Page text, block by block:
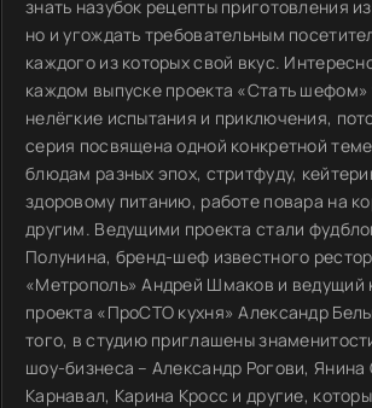
знать назубок рецепты приготовления
но и угождать требовательным
каждого из которых свой вкус.
каждом выпуске проекта «Стать шефом»
нелёгкие испытания и приключения,
серия посвящена одной конкретной
блюдам разных эпох, стритфуду,
здоровому питанию, работе повара на
другим. Ведущими проекта стали
Полунина, бренд-шеф известного
«Метрополь» Андрей Шмаков и ведущий
проекта «ПроСТО кухня» Александр
того, в студию приглашены
шоу-бизнеса – Александр Рогови, Янина
Карнавал, Карина Кросс и другие,